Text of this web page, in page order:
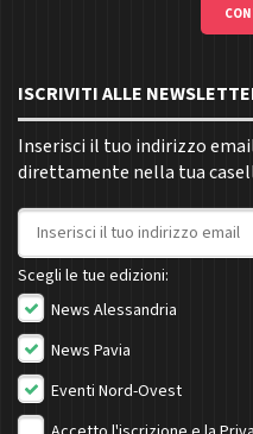
ISCRIVITI ALLE
Inserisci il tuo indirizzo
direttamente nella tua
Indirizzo email
Scegli le tue edizioni:
News Alessandria
News Pavia
Eventi Nord-Ovest